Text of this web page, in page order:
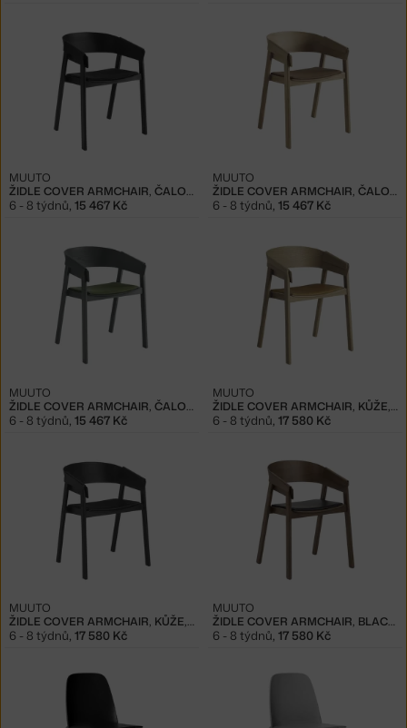
ŽIDLE COVER ARMCHAIR, ČALOUNĚNÁ, REMIX/BLACK
MUUTO
6 - 8 týdnů, 15 467 Kč
ŽIDLE COVER ARMCHAIR, ČALOUNĚNÁ, REMIX/OAK
MUUTO
6 - 8 týdnů, 15 467 Kč
ŽIDLE COVER ARMCHAIR, ČALOUNĚNÁ, REMIX/GREEN
MUUTO
6 - 8 týdnů, 15 467 Kč
ŽIDLE COVER ARMCHAIR, KŮŽE, COGNAC/OAK
MUUTO
6 - 8 týdnů, 17 580 Kč
ŽIDLE COVER ARMCHAIR, KŮŽE, BLACK/BLACK
MUUTO
6 - 8 týdnů, 17 580 Kč
ŽIDLE COVER ARMCHAIR, BLACK LEATHER/STAINED DARK BROWN
MUUTO
6 - 8 týdnů, 17 580 Kč